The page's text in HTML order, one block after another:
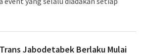
Jabodetabek Berlaku Mulai